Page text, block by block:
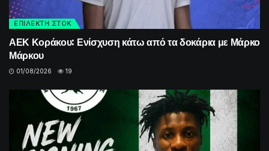
ΕΠΙΛΕΚΤΗ ΣΤΟΚ
ΑΕΚ Κοράκου: Ενίσχυση κάτω από τα δοκάρια με Μάρκο
Μάρκου
01/08/2026 19